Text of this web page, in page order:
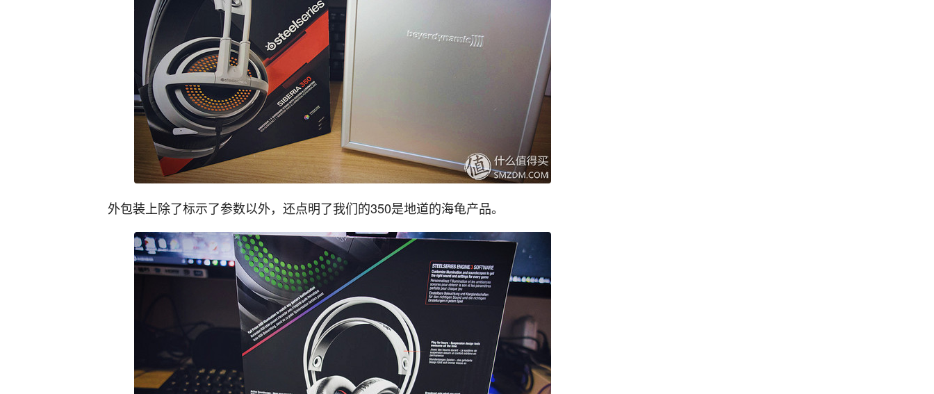
外包装上除了标示了参数以外，还点明了我们的350是地道的海龟产品。